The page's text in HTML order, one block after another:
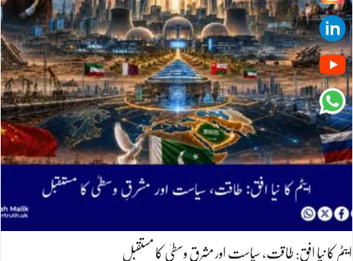
ایٹم کا نیا افق: طاقت، سیاست اور مشرقِ وسطیٰ کا مستقبل